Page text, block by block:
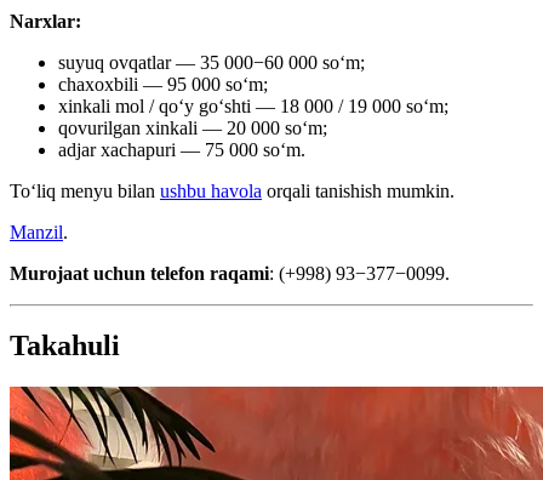
Narxlar:
suyuq ovqatlar — 35 000−60 000 soʻm;
chaxoxbili — 95 000 soʻm;
xinkali mol / qoʻy goʻshti — 18 000 / 19 000 soʻm;
qovurilgan xinkali — 20 000 soʻm;
adjar xachapuri — 75 000 soʻm.
Toʻliq menyu bilan ushbu havola orqali tanishish mumkin.
Manzil.
Murojaat uchun telefon raqami: (+998) 93−377−0099.
Takahuli